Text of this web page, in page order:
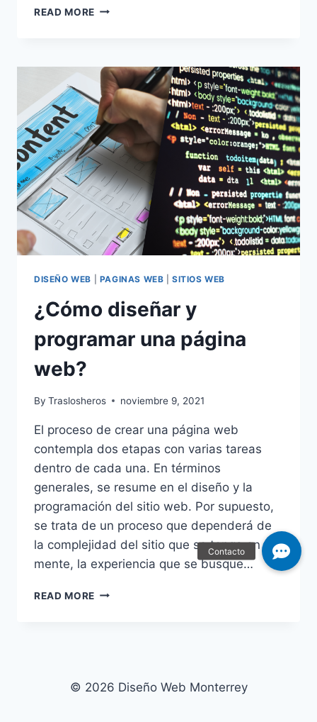
READ MORE PÁGINAS
DISEÑO WEB PAGINAS WEB |SITIOS WEB
¿Cómo diseñar y
programar una página
web?
By Traslosheros noviembre 9, 2021
El proceso de crear una página web
contempla dos etapas con varias tareas
dentro de cada una. En términos
generales, se resume en el diseño y la
programación del sitio web. Por supuesto,
se trata de un proceso que dependerá de
la complejidad del sitio que se tenga en
mente, la experiencia que se busque…
READ MORE ¿CÓMO
WEB?
© 2026 Diseño Web Monterrey